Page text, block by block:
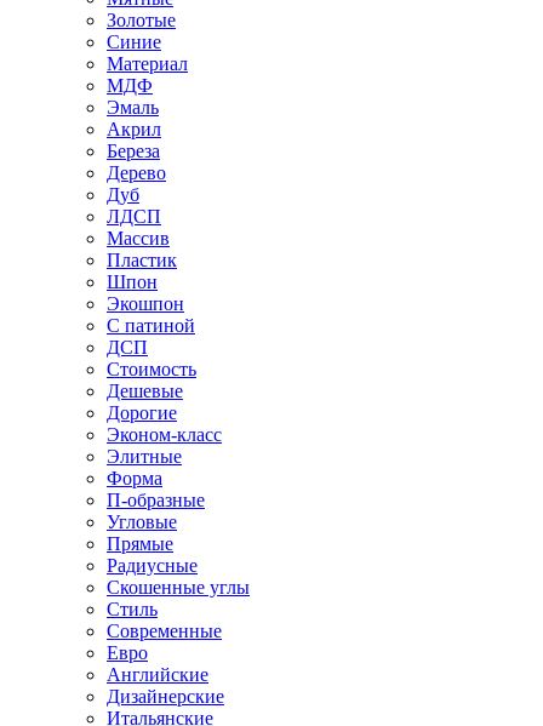
Золотые
Синие
Материал
МДФ
Эмаль
Акрил
Береза
Дерево
Дуб
ЛДСП
Массив
Пластик
Шпон
Экошпон
С патиной
ДСП
Стоимость
Дешевые
Дорогие
Эконом-класс
Элитные
Форма
П-образные
Угловые
Прямые
Радиусные
Скошенные углы
Стиль
Современные
Евро
Английские
Дизайнерские
Итальянские